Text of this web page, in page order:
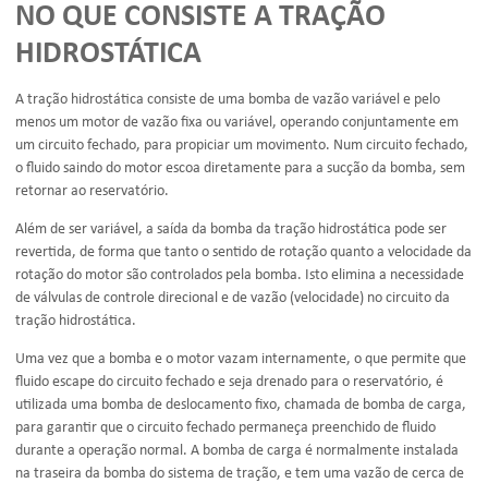
NO QUE CONSISTE A TRAÇÃO
HIDROSTÁTICA
A tração hidrostática consiste de uma bomba de vazão variável e pelo
menos um motor de vazão fixa ou variável, operando conjuntamente em
um circuito fechado, para propiciar um movimento. Num circuito fechado,
o fluido saindo do motor escoa diretamente para a sucção da bomba, sem
retornar ao reservatório.
Além de ser variável, a saída da bomba da tração hidrostática pode ser
revertida, de forma que tanto o sentido de rotação quanto a velocidade da
rotação do motor são controlados pela bomba. Isto elimina a necessidade
de válvulas de controle direcional e de vazão (velocidade) no circuito da
tração hidrostática.
Uma vez que a bomba e o motor vazam internamente, o que permite que
fluido escape do circuito fechado e seja drenado para o reservatório, é
utilizada uma bomba de deslocamento fixo, chamada de bomba de carga,
para garantir que o circuito fechado permaneça preenchido de fluido
durante a operação normal. A bomba de carga é normalmente instalada
na traseira da bomba do sistema de tração, e tem uma vazão de cerca de